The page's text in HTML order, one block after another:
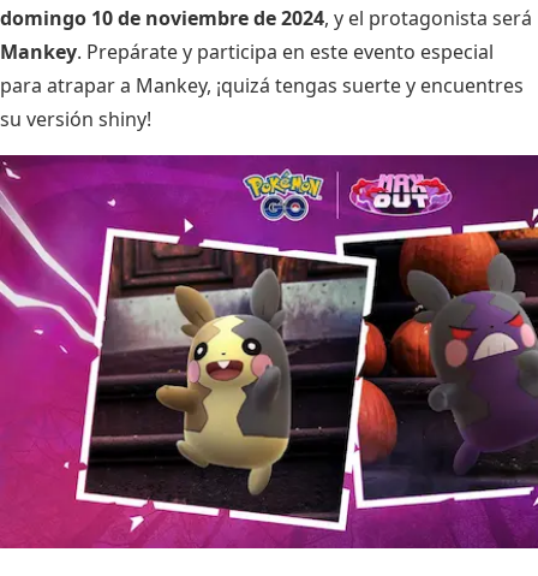
domingo 10 de noviembre de 2024, y el protagonista será
Mankey. Prepárate y participa en este evento especial
para atrapar a Mankey, ¡quizá tengas suerte y encuentres
su versión shiny!